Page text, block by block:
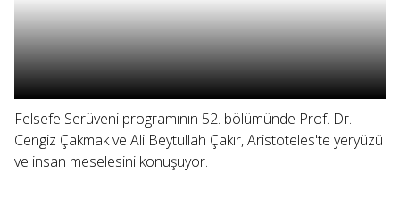
Felsefe Serüveni programının 52. bölümünde Prof. Dr.
Cengiz Çakmak ve Ali Beytullah Çakır, Aristoteles'te yeryüzü
ve insan meselesini konuşuyor.